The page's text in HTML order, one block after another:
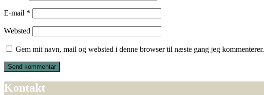
E-mail *
Websted
Gem mit navn, mail og websted i denne browser til næste gang jeg kommenterer.
Kontakt